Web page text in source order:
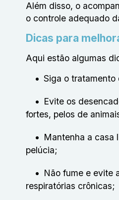
Além disso, o
o controle adequado
Dicas para
Aqui estão algumas
Siga o tratamento
Evite os
fortes, pelos de
Mantenha a casa
pelúcia;
Não fume e evite
respiratórias crônicas;